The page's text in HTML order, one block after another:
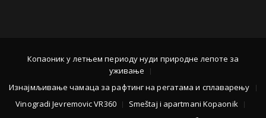
Копаоник у летњем периоду нуди природне лепоте за
уживање
Изнајмљивање чамаца за рафтинг на регатама и сплаварењу
Vinogradi Jevremovic VR360
Smeštaj i apartmani Kopaonik